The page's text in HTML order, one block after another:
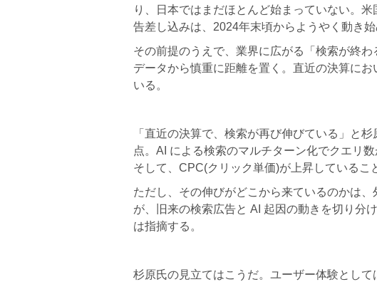
り、日本ではまだほとんど始まっていない。
告差し込みは、2024年末頃からようやく動き始
その前提のうえで、業界に広がる「検索が終
データから慎重に距離を置く。直近の決算に
いる。
「直近の決算で、検索が再び伸びている」と
点。AI による検索のマルチターン化でクエリ
そして、CPC(クリック単価)が上昇しているこ
ただし、その伸びがどこから来ているのかは
が、旧来の検索広告と AI 起因の動きを切り分
は指摘する。
杉原氏の見立てはこうだ。ユーザー体験とし